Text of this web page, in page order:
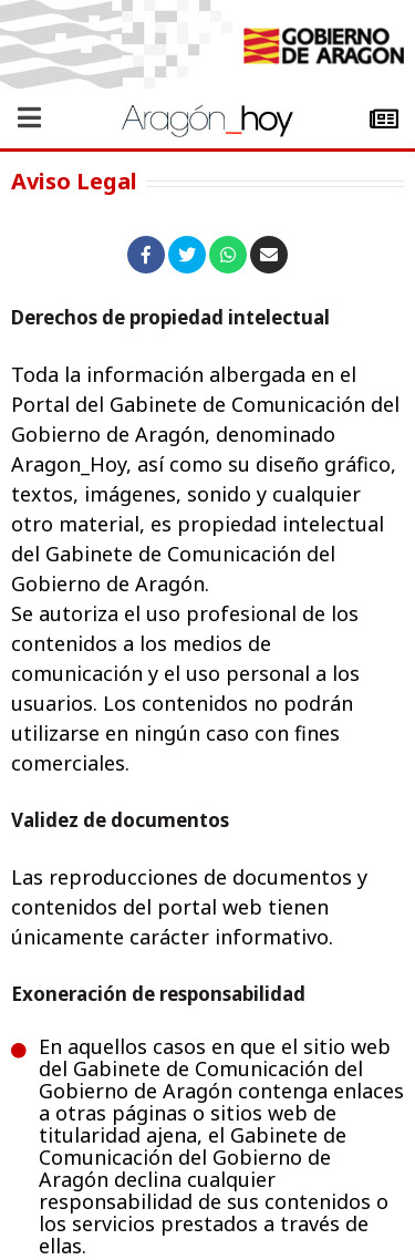
Aviso Legal
Derechos de propiedad intelectual
Toda la información albergada en el
Portal del Gabinete de Comunicación del
Gobierno de Aragón, denominado
Aragon_Hoy, así como su diseño gráfico,
textos, imágenes, sonido y cualquier
otro material, es propiedad intelectual
del Gabinete de Comunicación del
Gobierno de Aragón.
Se autoriza el uso profesional de los
contenidos a los medios de
comunicación y el uso personal a los
usuarios. Los contenidos no podrán
utilizarse en ningún caso con fines
comerciales.
Validez de documentos
Las reproducciones de documentos y
contenidos del portal web tienen
únicamente carácter informativo.
Exoneración de responsabilidad
En aquellos casos en que el sitio web
del Gabinete de Comunicación del
Gobierno de Aragón contenga enlaces
a otras páginas o sitios web de
titularidad ajena, el Gabinete de
Comunicación del Gobierno de
Aragón declina cualquier
responsabilidad de sus contenidos o
los servicios prestados a través de
ellas.